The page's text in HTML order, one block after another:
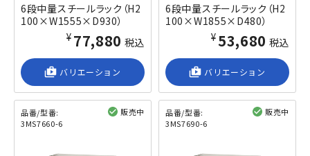
6段中量スチールラック（H2
100×W1555×D930）
¥77,880 税込
shop_2 バリエーション
6段中量スチールラック（H2
100×W1855×D480）
¥53,680 税込
shop_2 バリエーション
品番/型番:
3MS7660-6
販売中
品番/型番:
3MS7690-6
販売中